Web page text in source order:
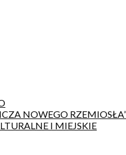
NOWEGO
I MIEJSKIE